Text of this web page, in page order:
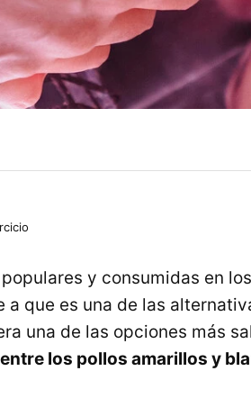
y consumidas en
que es una de las
una de las opciones más
los pollos amarillos y